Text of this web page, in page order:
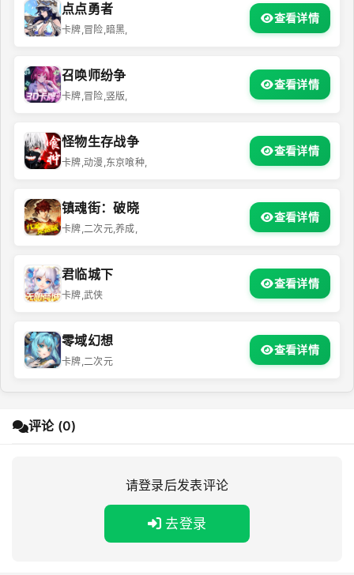
点点勇者
卡牌,冒险,暗黑,
查看详情
召唤师纷争
卡牌,冒险,竖版,
查看详情
怪物生存战争
卡牌,动漫,东京喰种,
查看详情
镇魂街：破晓
卡牌,二次元,养成,
查看详情
君临城下
卡牌,武侠
查看详情
零域幻想
卡牌,二次元
查看详情
评论 (0)
请登录后发表评论
去登录